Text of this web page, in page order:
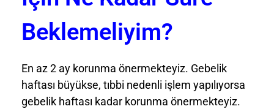
Beklemeliyim?
En az 2 ay korunma önermekteyiz. Gebelik
haftası büyükse, tıbbi nedenli işlem yapılıyorsa
gebelik haftası kadar korunma önermekteyiz.